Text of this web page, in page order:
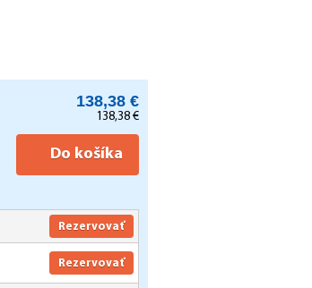
138,38 €
138,38 €
Do košíka
Rezervovať
Rezervovať